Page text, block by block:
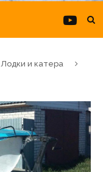
Лодки и катера